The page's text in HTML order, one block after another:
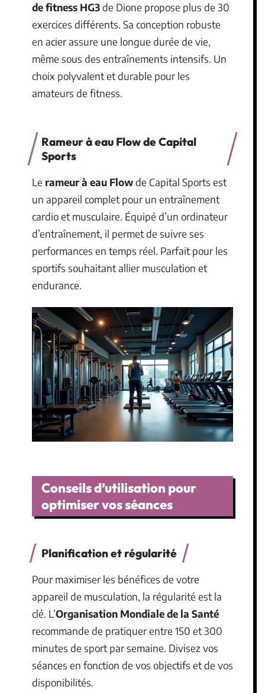
de fitness HG3de Dione propose plus de 30
exercices différents. Sa conception robuste
en acier assure une longue durée de vie,
même sous des entraînements intensifs. Un
choix polyvalent et durable pour les
amateurs de fitness.
Rameur à eau Flow de Capital
Sports
Le rameur à eau Flowde Capital Sports est
un appareil complet pour un entraînement
cardio et musculaire. Équipé d’un ordinateur
d’entraînement, il permet de suivre ses
performances en temps réel. Parfait pour les
sportifs souhaitant allier musculation et
endurance.
Conseils d’utilisation pour
optimiser vos séances
Planification et régularité
Pour maximiser les bénéfices de votre
appareil de musculation, la régularité est la
clé. L’Organisation Mondiale de la Santé
recommande de pratiquer entre 150 et 300
minutes de sport par semaine. Divisez vos
séances en fonction de vos objectifs et de vos
disponibilités.